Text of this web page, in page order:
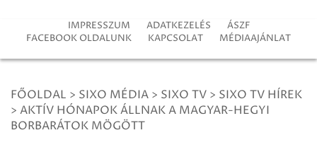
IMPRESSZUM ADATKEZELÉS
ÁSZF
FACEBOOK OLDALUNK
KAPCSOLAT MÉDIAAJÁNLAT
FŐOLDAL > SIXO MÉDIA > SIXO TV > SIXO TV HÍREK
> AKTÍV HÓNAPOK ÁLLNAK A MAGYAR-HEGYI
BORBARÁTOK MÖGÖTT